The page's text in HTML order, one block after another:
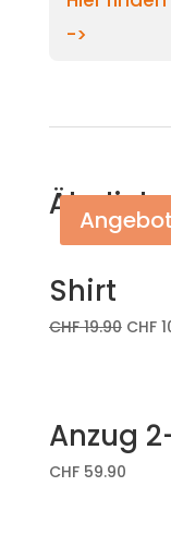
->
Shirt
CHF19.90 CHF
Anzug
CHF59.90